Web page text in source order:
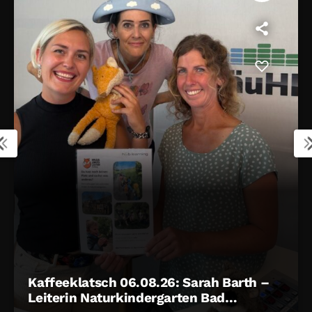
06.08.26: Sarah Barth –
Bad